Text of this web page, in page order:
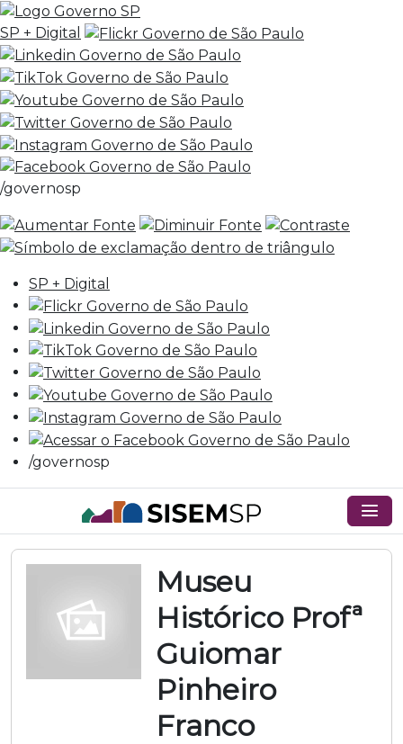
SP + Digital
/governosp
SP + Digital
/governosp
menu
Museu
Histórico Profª
Guiomar
Pinheiro
Franco